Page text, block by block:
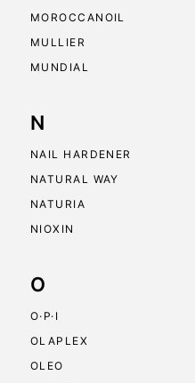
MOROCCANOIL
MULLIER
MUNDIAL
N
NAIL HARDENER
NATURAL WAY
NATURIA
NIOXIN
O
O·P·I
OLAPLEX
OLEO